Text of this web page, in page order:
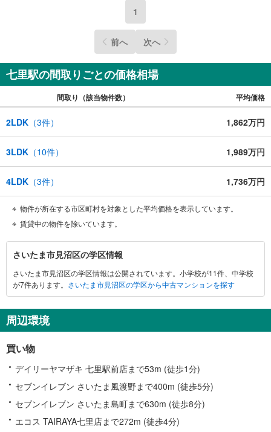
1
前へ 次へ
七里駅の間取りごとの価格相場
間取り（該当物件数） 平均価格
2LDK （3件） 1,862万円
3LDK （10件） 1,989万円
4LDK （3件） 1,736万円
物件が所在する市区町村を対象とした平均価格を表示しています。
賃貸中の物件を除いています。
さ
い
た
ま
見
沼
区
に
関
す
る
情
報
さいたま市見沼区の学区情報
さいたま市見沼区の学区情報は公開されています。小学校が11件、中学校
が7件あります。 さいたま市見沼区の学区から中古マンションを探す
周辺環境
買い物
デイリーヤマザキ 七里駅前店まで53m (徒歩1分)
セブンイレブン さいたま風渡野まで400m (徒歩5分)
セブンイレブン さいたま島町まで630m (徒歩8分)
エコス TAIRAYA七里店まで272m (徒歩4分)